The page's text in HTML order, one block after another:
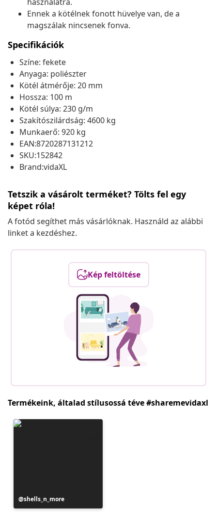
Ennek a kötélnek fonott hüvelye van, de a
magszálak nincsenek fonva.
Specifikációk
Színe: fekete
Anyaga: poliészter
Kötél átmérője: 20 mm
Hossza: 100 m
Kötél súlya: 230 g/m
Szakítószilárdság: 4600 kg
Munkaerő: 920 kg
EAN:8720287131212
SKU:152842
Brand:vidaXL
Tetszik a vásárolt terméket? Tölts fel egy
képet róla!
A fotód segíthet más vásárlóknak. Használd az alábbi
linket a kezdéshez.
Kép feltöltése
Termékeink, általad stílusossá téve #sharemevidaxl
Bejegyzés
közzétevője
shells_n_more